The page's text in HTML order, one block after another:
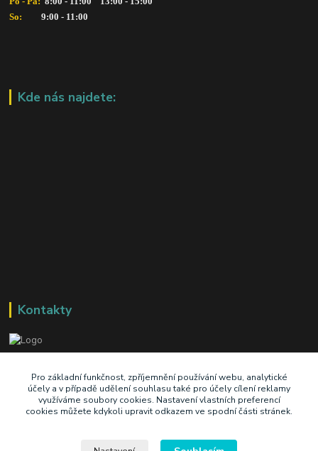
So:
      9:00 - 11:00
Kde nás najdete:
Kontakty
+420 603 345 409
prodej@ik-oil.cz
Pro základní funkčnost, zpříjemnění používání webu, analytické
účely a v případě udělení souhlasu také pro účely cílení reklamy
využíváme soubory cookies. Nastavení vlastních preferencí
cookies můžete kdykoli upravit odkazem ve spodní části stránek.